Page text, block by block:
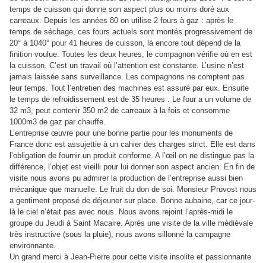
temps de cuisson qui donne son aspect plus ou moins doré aux
carreaux. Depuis les années 80 on utilise 2 fours à gaz : après le
temps de séchage, ces fours actuels sont montés progressivement de
20° à 1040° pour 41 heures de cuisson, là encore tout dépend de la
finition voulue. Toutes les deux heures, le compagnon vérifie où en est
la cuisson. C’est un travail où l’attention est constante. L’usine n’est
jamais laissée sans surveillance. Les compagnons ne comptent pas
leur temps. Tout l’entretien des machines est assuré par eux. Ensuite
le temps de refroidissement est de 35 heures . Le four a un volume de
32 m3, peut contenir 350 m2 de carreaux à la fois et consomme
1000m3 de gaz par chauffe.
L’entreprise œuvre pour une bonne partie pour les monuments de
France donc est assujettie à un cahier des charges strict. Elle est dans
l’obligation de fournir un produit conforme. A l’œil on ne distingue pas la
différence, l’objet est vieilli pour lui donner son aspect ancien. En fin de
visite nous avons pu admirer la production de l’entreprise aussi bien
mécanique que manuelle. Le fruit du don de soi. Monsieur Pruvost nous
a gentiment proposé de déjeuner sur place. Bonne aubaine, car ce jour-
là le ciel n’était pas avec nous. Nous avons rejoint l’après-midi le
groupe du Jeudi à Saint Macaire. Après une visite de la ville médiévale
très instructive (sous la pluie), nous avons sillonné la campagne
environnante.
Un grand merci à Jean-Pierre pour cette visite insolite et passionnante